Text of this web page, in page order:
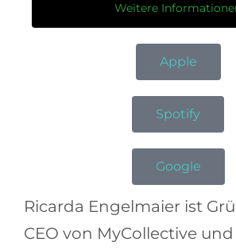
Weitere
Apple
Spotify
Google
Ricarda Engelmaier ist
CEO von MyCollective